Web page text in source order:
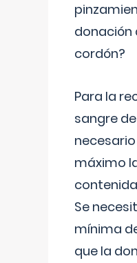
donación
cordón?
Para la
sangre
máximo
Se
mínima
que la